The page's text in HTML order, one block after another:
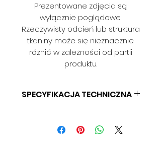
Prezentowane zdjęcia są
wyłącznie poglądowe.
Rzeczywisty odcień lub struktura
tkaniny może się nieznacznie
różnić w zależności od partii
produktu.
SPECYFIKACJA TECHNICZNA
GRAMATURA: BD
SZEROKOŚĆ: 140 CM